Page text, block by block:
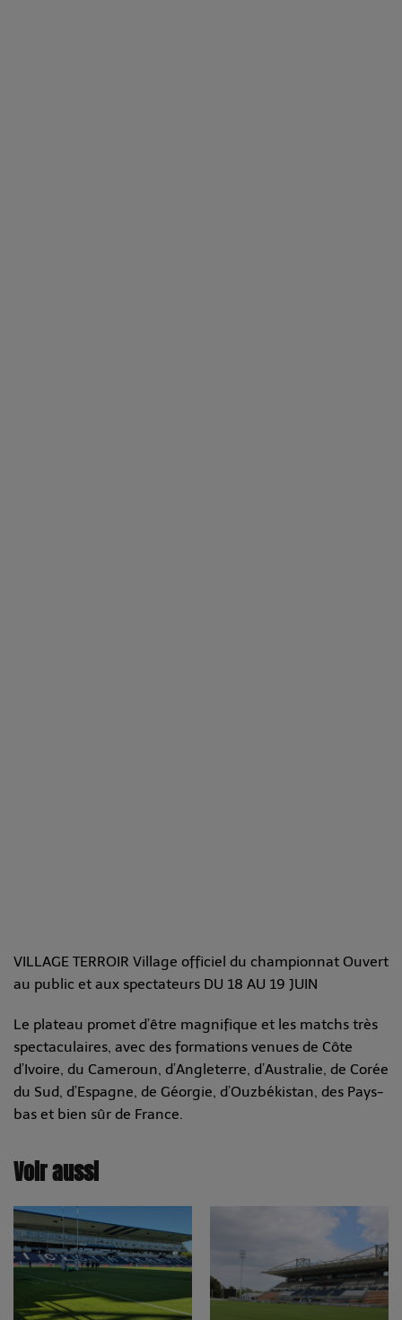
VILLAGE TERROIR Village officiel du championnat Ouvert
au public et aux spectateurs DU 18 AU 19 JUIN ​
Le plateau promet d’être magnifique et les matchs très
spectaculaires, avec des formations venues de Côte
d’Ivoire, du Cameroun, d’Angleterre, d’Australie, de Corée
du Sud, d’Espagne, de Géorgie, d’Ouzbékistan, des Pays-
bas et bien sûr de France.
Voir aussi